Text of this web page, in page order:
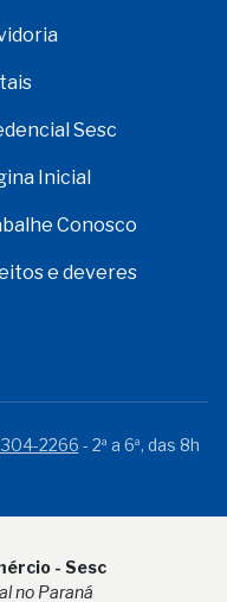
Sesc
Inicial
Conosco
e deveres
2266 - 2ª a 6ª, das 8h
- Sesc
no Paraná